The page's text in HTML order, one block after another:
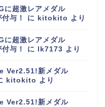
に超激レアメダル
与！
に kitokito より
に超激レアメダル
与！
に lk7173 より
Ver2.51!新メダル
kitokito より
Ver2.51!新メダル